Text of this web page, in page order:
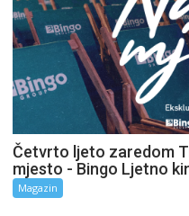
Četvrto ljeto zaredom
mjesto - Bingo Ljetno
Magazin